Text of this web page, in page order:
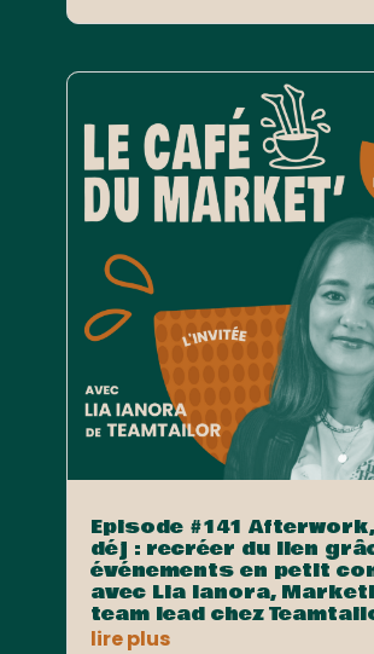
Episode #141
déj : recréer du lien
événements en petit
avec Lia Ianora,
team lead chez
lire plus